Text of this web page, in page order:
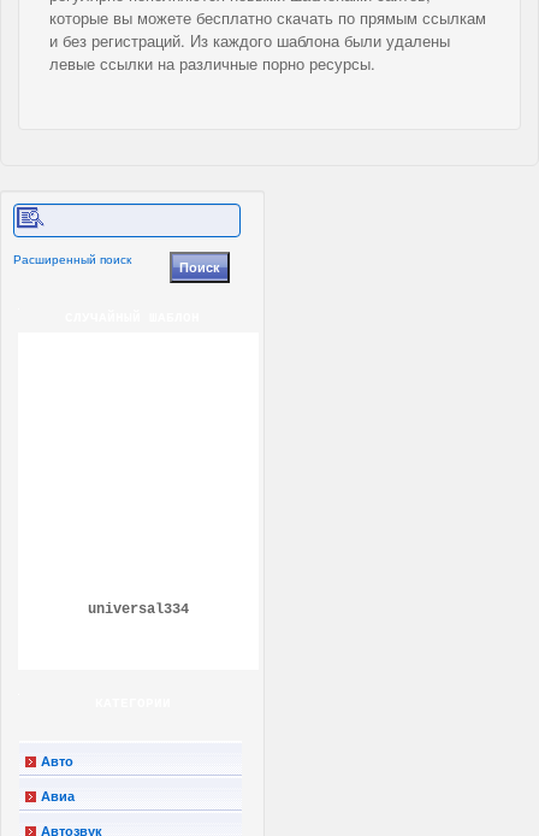
которые вы можете бесплатно скачать по прямым ссылкам
и без регистраций. Из каждого шаблона были удалены
левые ссылки на различные порно ресурсы.
Расширенный поиск
universal334
Авто
Авиа
Автозвук